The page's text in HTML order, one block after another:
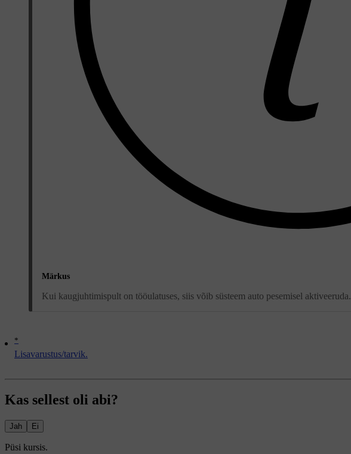
Märkus
Kui kaugjuhtimispult on tööulatuses, siis võib süsteem auto pesemisel aktiveeruda.
*
Lisavarustus/tarvik.
Kas sellest oli abi?
Jah Ei